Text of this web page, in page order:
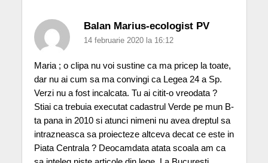
Balan Marius-ecologist PV
14 februarie 2020 la 16:12
Maria ; o clipa nu voi sustine ca ma pricep la toate,
dar nu ai cum sa ma convingi ca Legea 24 a Sp.
Verzi nu a fost incalcata. Tu ai citit-o vreodata ?
Stiai ca trebuia executat cadastrul Verde pe mun B-
ta pana in 2010 si atunci nimeni nu avea dreptul sa
intrazneasca sa proiecteze altceva decat ce este in
Piata Centrala ? Deocamdata atata scoala am ca